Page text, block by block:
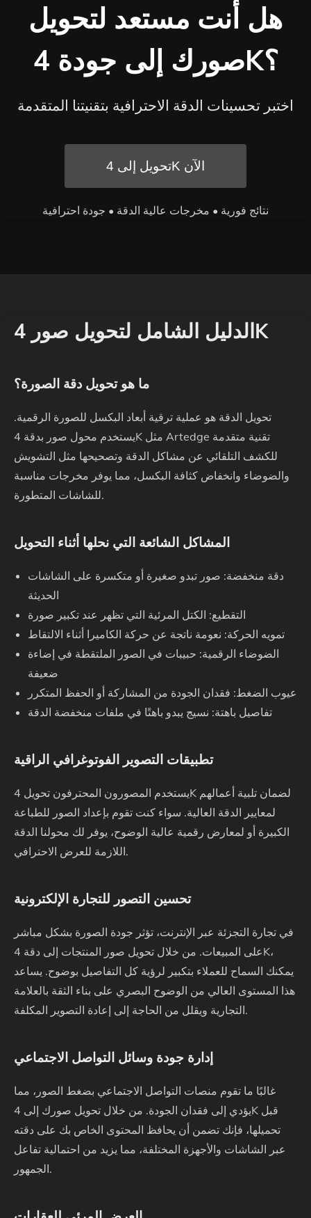
هل أنت مستعد لتحويل
صورك إلى جودة 4K؟
اختبر تحسينات الدقة الاحترافية بتقنيتنا المتقدمة
تحويل إلى 4K الآن
نتائج فورية • مخرجات عالية الدقة • جودة احترافية
الدليل الشامل لتحويل صور 4K
ما هو تحويل دقة الصورة؟
تحويل الدقة هو عملية ترقية أبعاد البكسل للصورة الرقمية.
يستخدم محول صور بدقة 4K مثل Artedge تقنية متقدمة
للكشف التلقائي عن مشاكل الدقة وتصحيحها مثل التشويش
والضوضاء وانخفاض كثافة البكسل، مما يوفر مخرجات مناسبة
للشاشات المتطورة.
المشاكل الشائعة التي نحلها أثناء التحويل
دقة منخفضة: صور تبدو صغيرة أو متكسرة على الشاشات
الحديثة
التقطيع: الكتل المرئية التي تظهر عند تكبير صورة
تمويه الحركة: نعومة ناتجة عن حركة الكاميرا أثناء الالتقاط
الضوضاء الرقمية: حبيبات في الصور الملتقطة في إضاءة
ضعيفة
عيوب الضغط: فقدان الجودة من المشاركة أو الحفظ المتكرر
تفاصيل باهتة: نسيج يبدو باهتًا في ملفات منخفضة الدقة
تطبيقات التصوير الفوتوغرافي الراقية
يستخدم المصورون المحترفون تحويل 4K لضمان تلبية أعمالهم
لمعايير الدقة العالية. سواء كنت تقوم بإعداد الصور للطباعة
الكبيرة أو لمعارض رقمية عالية الوضوح، يوفر لك محولنا الدقة
اللازمة للعرض الاحترافي.
تحسين التصور للتجارة الإلكترونية
في تجارة التجزئة عبر الإنترنت، تؤثر جودة الصورة بشكل مباشر
على المبيعات. من خلال تحويل صور المنتجات إلى دقة 4K،
يمكنك السماح للعملاء بتكبير لرؤية كل التفاصيل بوضوح. يساعد
هذا المستوى العالي من الوضوح البصري على بناء الثقة بالعلامة
التجارية ويقلل من الحاجة إلى إعادة التصوير المكلفة.
إدارة جودة وسائل التواصل الاجتماعي
غالبًا ما تقوم منصات التواصل الاجتماعي بضغط الصور، مما
يؤدي إلى فقدان الجودة. من خلال تحويل صورك إلى 4K قبل
تحميلها، فإنك تضمن أن يحافظ المحتوى الخاص بك على دقته
عبر الشاشات والأجهزة المختلفة، مما يزيد من احتمالية تفاعل
الجمهور.